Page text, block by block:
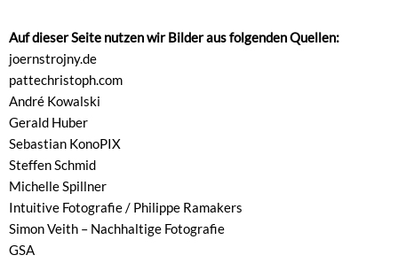
Auf dieser Seite nutzen wir Bilder aus folgenden Quellen:
joernstrojny.de
pattechristoph.com
André Kowalski
Gerald Huber
Sebastian KonoPIX
Steffen Schmid
Michelle Spillner
Intuitive Fotografie / Philippe Ramakers
Simon Veith – Nachhaltige Fotografie
GSA